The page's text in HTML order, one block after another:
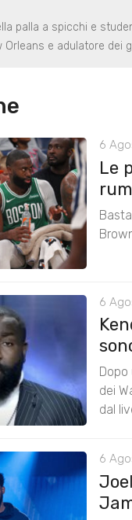
palla a spicchi e
Orleans e adulatore dei
6
Le
6
dei
dal
6